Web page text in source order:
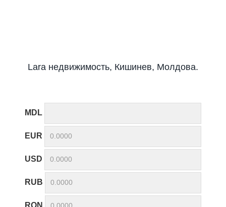
Lara недвижимость, Кишинев, Молдова.
MDL
EUR
USD
RUB
RON